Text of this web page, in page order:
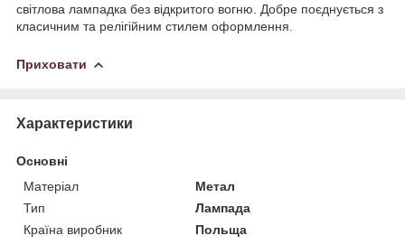
світлова лампадка без відкритого вогню. Добре поєднується з
класичним та релігійним стилем оформлення.
Приховати
Характеристики
Основні
Матеріал
Метал
Тип
Лампада
Країна виробник
Польща